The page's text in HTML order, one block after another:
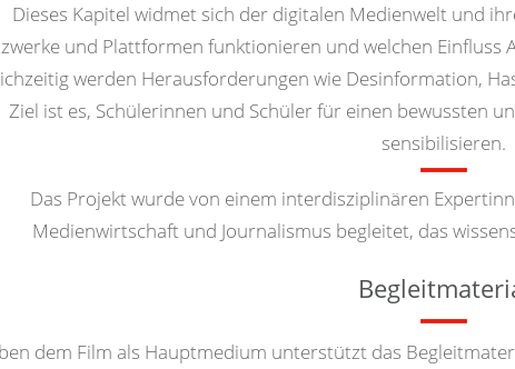
Dieses Kapitel widmet sich der digitalen Medienwelt und
und Plattformen funktionieren und welchen
werden Herausforderungen wie Desinformation,
Ziel ist es, Schülerinnen und Schüler für einen bewussten
sensibilisieren.
Das Projekt wurde von einem interdisziplinären
Medienwirtschaft und Journalismus begleitet, das
dem Film als Hauptmedium unterstützt das